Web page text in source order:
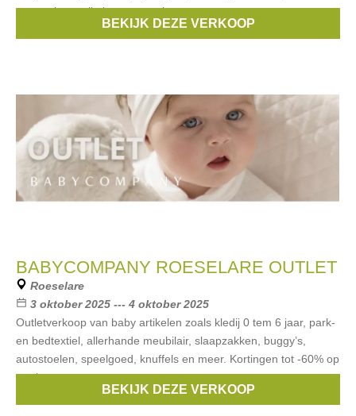
verzorgingsartikelen, verzorgingstassen,
bobux,Bla Bla Bla,Taf toys,Bébé-jou
BEKIJK DEZE VERKOOP
BABYCOMPANY ROESELARE OUTLET
Roeselare
3 oktober 2025 --- 4 oktober 2025
Outletverkoop van baby artikelen zoals kledij 0 tem 6 jaar, park-
en bedtextiel, allerhande meubilair, slaapzakken, buggy’s,
autostoelen, speelgoed, knuffels en meer. Kortingen tot -60% op
merken
,MAXI-COSI,Cybex,Quax,PERICLES
BEKIJK DEZE VERKOOP